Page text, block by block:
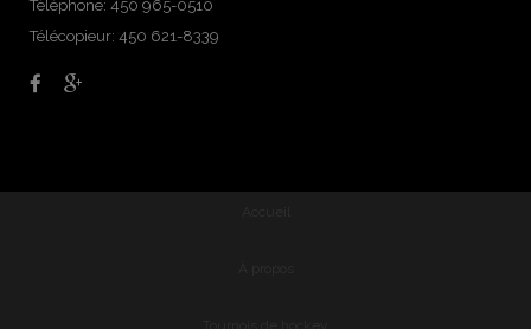
Téléphone: 450 965-0510
Télécopieur: 450 621-8339